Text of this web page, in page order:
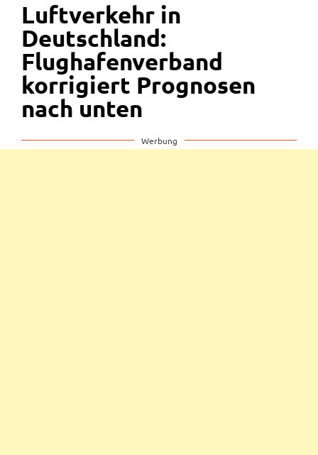
Luftverkehr in
Deutschland:
Flughafenverband
korrigiert Prognosen
nach unten
Werbung